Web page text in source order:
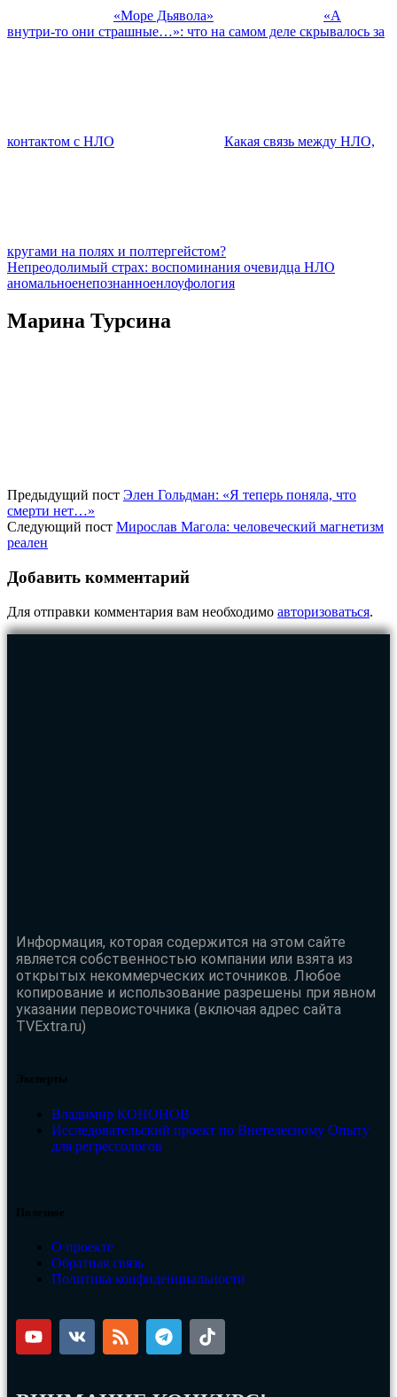
«Море Дьявола»
«А
внутри-то они страшные…»: что на самом деле скрывалось за
контактом с НЛО Какая связь между НЛО,
кругами на полях и полтергейстом?
Непреодолимый страх: воспоминания очевидца НЛО
аномальноенепознанноенлоуфология
Марина Турсина
Предыдущий пост Элен Гольдман: «Я теперь поняла, что
смерти нет…»
Следующий пост Мирослав Магола: человеческий магнетизм
реален
Добавить комментарий
Для отправки комментария вам необходимо авторизоваться.
Информация, которая содержится на этом сайте
является собственностью компании или взята из
открытых некоммерческих источников. Любое
копирование и использование разрешены при явном
указании первоисточника (включая адрес сайта
TVExtra.ru)
Эксперты
Владимир КОНОНОВ
Исследовательский проект по Внетелесному Опыту
для регрессологов
Полезное
О проекте
Обратная связь
Политика конфиденциальности